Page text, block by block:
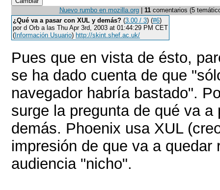
Nuevo rumbo en mozilla.org| 11comentarios (5
¿Qué va a pasar con XUL y demás? (3.00 / 3) (#6)
por d Orb a las Thu Apr 3rd, 2003 at 01:44:29 PM CET
( Información Usuario) http://skint.shef.ac.uk/
Pues que en vista de ésto,
se ha dado cuenta de que
navegador habría bastado".
surge la pregunta de qué va a
demás. Phoenix usa XUL
impresión de que va a quedar
audiencia "nicho".